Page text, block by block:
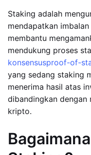
Staking adalah
mendapatkan
membantu
mendukung proses
konsensusproof-of-
yang sedang staking
menerima hasil atas
dibandingkan dengan
kripto.